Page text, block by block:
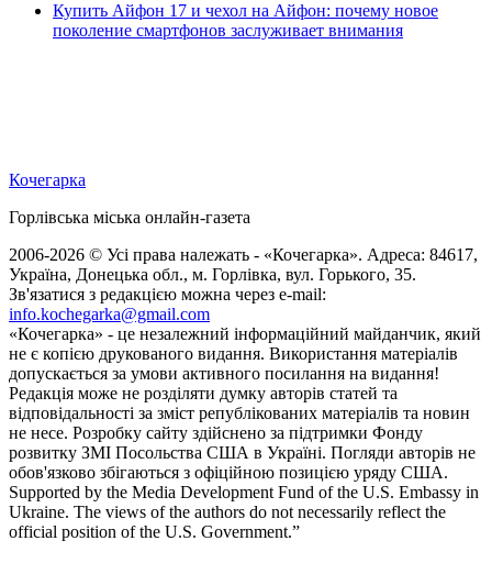
Купить Айфон 17 и чехол на Айфон: почему новое
поколение смартфонов заслуживает внимания
Кочегарка
Горлівська міська онлайн-газета
2006-2026 © Усі права належать - «Кочегарка». Адреса: 84617,
Україна, Донецька обл., м. Горлівка, вул. Горького, 35.
Зв'язатися з редакцією можна через e-mail:
info.kochegarka@gmail.com
«Кочегарка» - це незалежний інформаційний майданчик, який
не є копією друкованого видання. Використання матеріалів
допускається за умови активного посилання на видання!
Редакція може не розділяти думку авторів статей та
відповідальності за зміст републікованих матеріалів та новин
не несе. Розробку сайту здійснено за підтримки Фонду
розвитку ЗМІ Посольства США в Україні. Погляди авторів не
обов'язково збігаються з офіційною позицією уряду США.
Supported by the Media Development Fund of the U.S. Embassy in
Ukraine. The views of the authors do not necessarily reflect the
official position of the U.S. Government.”